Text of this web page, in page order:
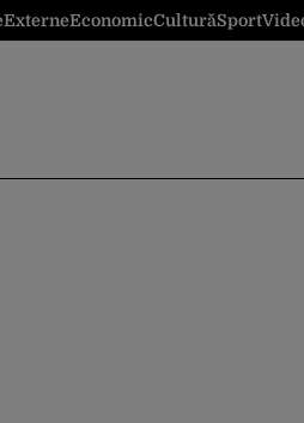
ExterneEconomicCulturăSport